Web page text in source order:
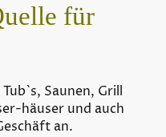
für
Saunen, Grill
häuser und auch
an.